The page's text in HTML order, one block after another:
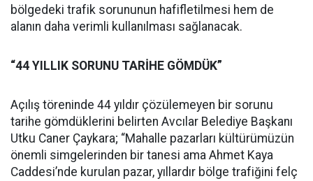
bölgedeki trafik sorununun hafifletilmesi hem de
alanın daha verimli kullanılması sağlanacak.
“44 YILLIK SORUNU TARİHE GÖMDÜK”
Açılış töreninde 44 yıldır çözülemeyen bir sorunu
tarihe gömdüklerini belirten Avcılar Belediye Başkanı
Utku Caner Çaykara; “Mahalle pazarları kültürümüzün
önemli simgelerinden bir tanesi ama Ahmet Kaya
Caddesi’nde kurulan pazar, yıllardır bölge trafiğini felç